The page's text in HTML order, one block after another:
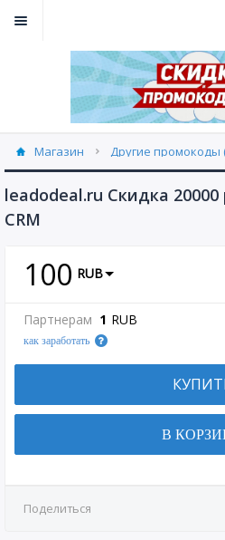
Магазин Другие промокоды
leadodeal.ru Скидка 20000
CRM
100 RUB
Партнерам 1 RUB
как заработать
В
Поделиться